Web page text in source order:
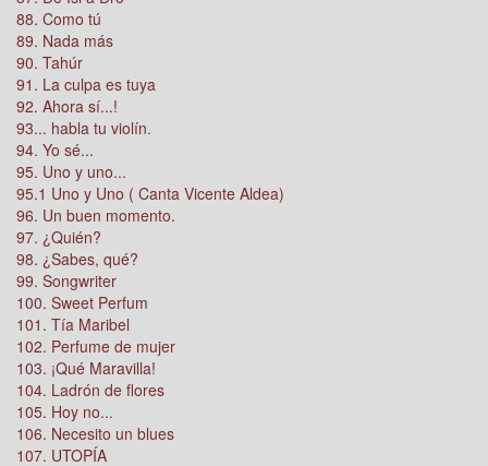
88. Como tú
89. Nada más
90. Tahúr
91. La culpa es tuya
92. Ahora sí...!
93... habla tu violín.
94. Yo sé...
95. Uno y uno...
95.1 Uno y Uno ( Canta Vicente Aldea)
96. Un buen momento.
97. ¿Quién?
98. ¿Sabes, qué?
99. Songwriter
100. Sweet Perfum
101. Tía Maribel
102. Perfume de mujer
103. ¡Qué Maravilla!
104. Ladrón de flores
105. Hoy no...
106. Necesito un blues
107. UTOPÍA